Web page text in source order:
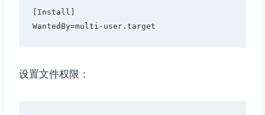
Install
WantedBy=multi - user. target
设置文件权限：